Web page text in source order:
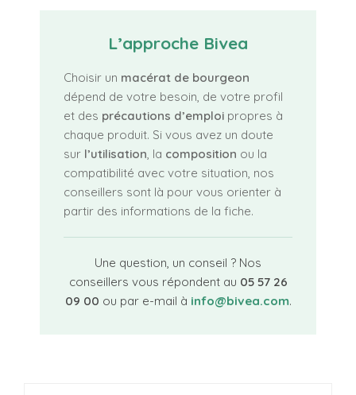
L’approche Bivea
Choisir un macérat de bourgeon
dépend de votre besoin, de votre profil
et des précautions d’emploi propres à
chaque produit. Si vous avez un doute
sur l’utilisation, la composition ou la
compatibilité avec votre situation, nos
conseillers sont là pour vous orienter à
partir des informations de la fiche.
Une question, un conseil ? Nos
conseillers vous répondent au 05 57 26
09 00 ou par e-mail à info@bivea.com.